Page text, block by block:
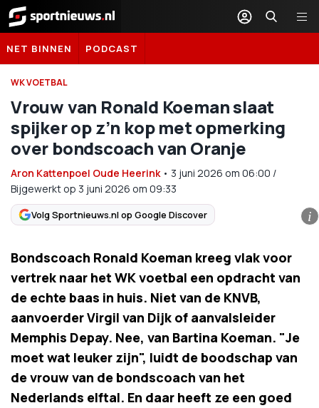
Sportnieuws.nl
NET BINNEN PODCAST
WK VOETBAL
Vrouw van Ronald Koeman slaat
spijker op z’n kop met opmerking
over bondscoach van Oranje
Aron Kattenpoel Oude Heerink• 3 juni 2026 om 06:00 /
Bijgewerkt op 3 juni 2026 om 09:33
Volg Sportnieuws.nl op Google Discover i
Bondscoach Ronald Koeman kreeg vlak voor
vertrek naar het WK voetbal een opdracht van
de echte baas in huis. Niet van de KNVB,
aanvoerder Virgil van Dijk of aanvalsleider
Memphis Depay. Nee, van Bartina Koeman. "Je
moet wat leuker zijn", luidt de boodschap van
de vrouw van de bondscoach van het
Nederlands elftal. En daar heeft ze een goed